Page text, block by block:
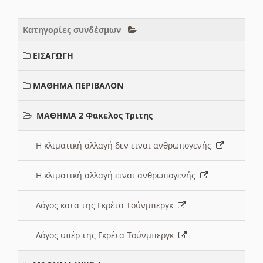
Κατηγορίες συνδέσμων
ΕΙΣΑΓΩΓΗ
ΜΑΘΗΜΑ ΠΕΡΙΒΑΛΟΝ
ΜΑΘΗΜΑ 2 Φακελος Τριτης
Η κλιματική αλλαγή δεν ειναι ανθρωπογενής
Η κλιματική αλλαγή ειναι ανθρωπογενής
Λόγος κατα της Γκρέτα Τούνμπεργκ
Λόγος υπέρ της Γκρέτα Τούνμπεργκ